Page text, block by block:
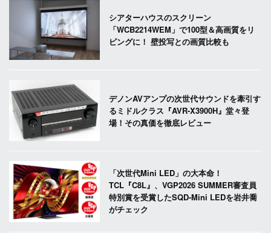
シアターハウスのスクリーン
「WCB2214WEM」で100型＆高画質をリ
ビングに！ 壁投写との画質比較も
デノンAVアンプの次世代サウンドを牽引す
るミドルクラス『AVR-X3900H』堂々登
場！その真価を徹底レビュー
「次世代Mini LED」の大本命！
TCL『C8L』、VGP2026 SUMMER審査員
特別賞を受賞したSQD-Mini LEDを岩井喬
がチェック